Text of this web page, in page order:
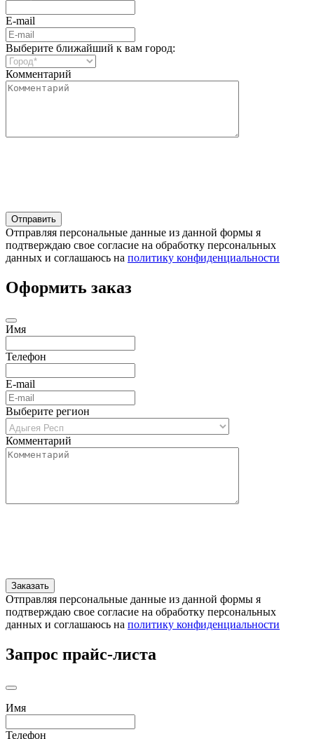
E-mail
Выберите ближайший к вам город:
Комментарий
Отправляя персональные данные из данной формы я
подтверждаю свое согласие на обработку персональных
данных и соглашаюсь на политику конфиденциальности
Оформить заказ
Имя
Телефон
E-mail
Выберите регион
Комментарий
Отправляя персональные данные из данной формы я
подтверждаю свое согласие на обработку персональных
данных и соглашаюсь на политику конфиденциальности
Запрос прайс-листа
Имя
Телефон